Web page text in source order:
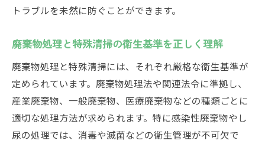
トラブルを未然に防ぐことができます。
廃棄物処理と特殊清掃の衛生基準を正しく理解
廃棄物処理と特殊清掃には、それぞれ厳格な衛生基準が
定められています。廃棄物処理法や関連法令に準拠し、
産業廃棄物、一般廃棄物、医療廃棄物などの種類ごとに
適切な処理方法が求められます。特に感染性廃棄物やし
尿の処理では、消毒や滅菌などの衛生管理が不可欠で